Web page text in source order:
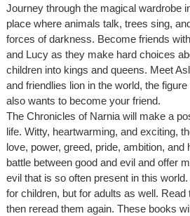
Journey through the magical wardrobe
place where animals talk, trees sing,
forces of darkness. Become friends
and Lucy as they make hard choices
children into kings and queens. Meet
and friendlies lion in the world, the
also wants to become your friend.
The Chronicles of Narnia will make a
life. Witty, heartwarming, and exciting,
love, power, greed, pride, ambition, and
battle between good and evil and offer
evil that is so often present in this
for children, but for adults as well.
then reread them again. These books